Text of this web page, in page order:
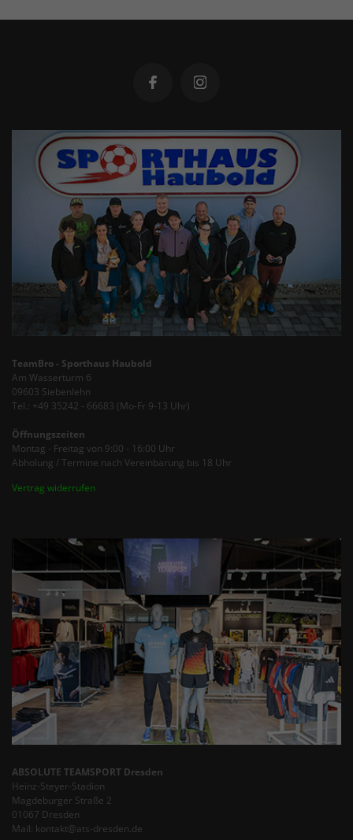
TeamBro - Sporthaus Haubold
Am Wasserturm 6
09603 Siebenlehn
Tel.: +49 35242 - 66683 (Mo-Fr 9-13 Uhr)
Öffnungszeiten
Montag - Freitag von 9:00 - 16:00 Uhr
Abholung / Termine nach Vereinbarung bis 18 Uhr
Vertrag widerrufen
ABSOLUTE TEAMSPORT Dresden
Heinz-Steyer-Stadion
Magdeburger Straße 2
01067 Dresden
Mail: kontakt@ats-dresden.de